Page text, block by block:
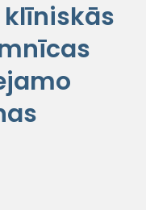
klīniskās